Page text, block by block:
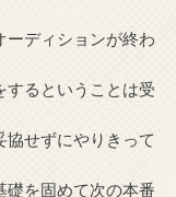
ーディションが終わ
するということは受
せずにやりきって
礎を固めて次の本番